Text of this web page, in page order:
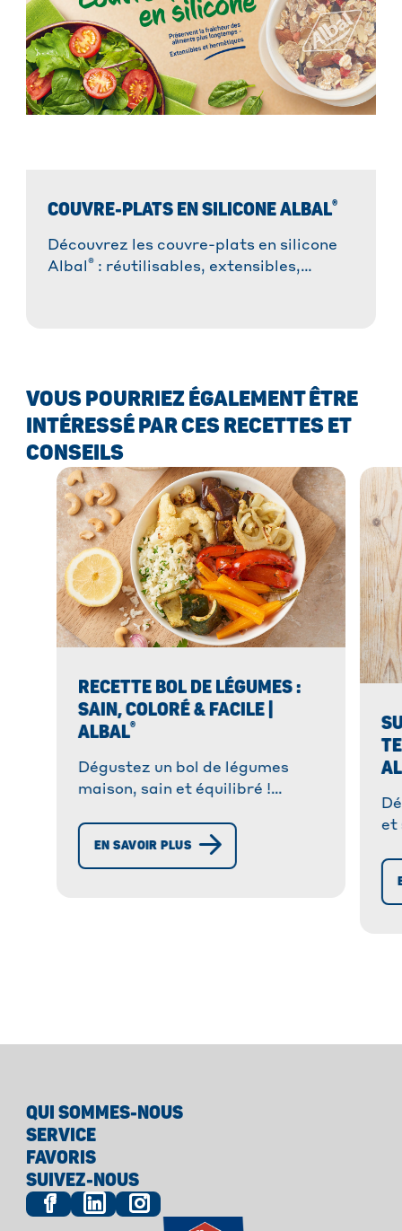
COUVRE-PLATS EN SILICONE ALBAL®
Découvrez les couvre-plats en silicone
Albal® : réutilisables, extensibles,
VOUS POURRIEZ ÉGALEMENT ÊTRE
INTÉRESSÉ PAR CES RECETTES ET
CONSEILS
RECETTE BOL DE LÉGUMES :
SAIN, COLORÉ & FACILE |
ALBAL®
Dégustez un bol de légumes
maison, sain et équilibré !
savoureux, rapide à préparer et
plein de couleurs !
EN SAVOIR PLUS
et
QUI SOMMES-NOUS
SERVICE
FAVORIS
SUIVEZ-NOUS